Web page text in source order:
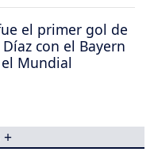
el primer gol de
Díaz con el Bayern
Mundial
+